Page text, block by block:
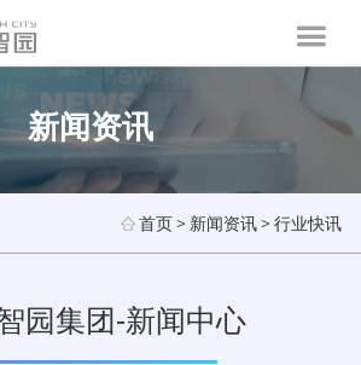
新闻资讯
首页> 新闻资讯>行业快讯
园集团-新闻中心